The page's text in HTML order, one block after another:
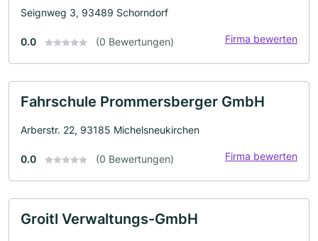
Seignweg 3, 93489 Schorndorf
0.0 (0 Bewertungen) Firma bewerten
Fahrschule Prommersberger GmbH
Arberstr. 22, 93185 Michelsneukirchen
0.0 (0 Bewertungen) Firma bewerten
Groitl Verwaltungs-GmbH